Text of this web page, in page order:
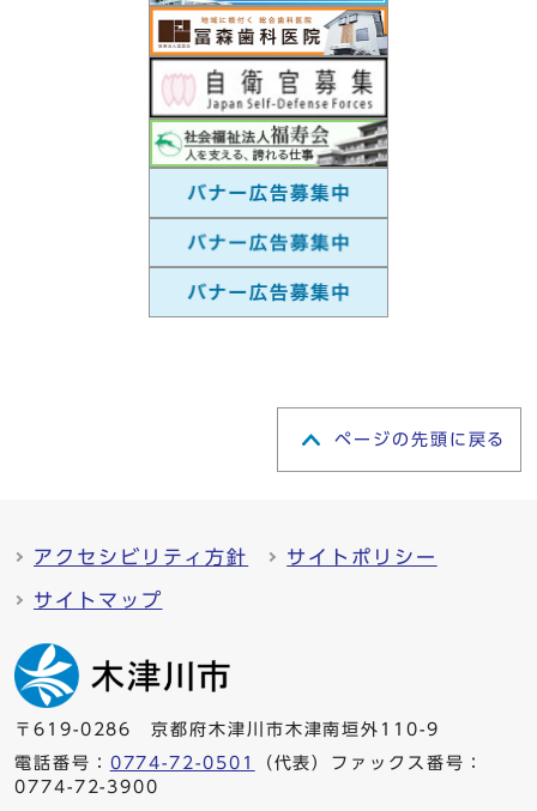
ページの先頭に戻る
アクセシビリティ方針 サイトポリシー
サイトマップ
〒619-0286 京都府木津川市木津南垣外110-9
電話番号： 0774-72-0501
（代表）ファックス番号：
0774-72-3900